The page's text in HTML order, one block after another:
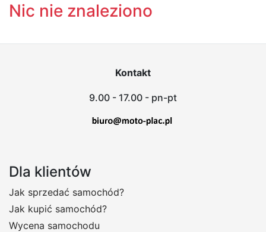
Nic nie znaleziono
Kontakt
9.00 - 17.00 - pn-pt
Dla klientów
Jak sprzedać samochód?
Jak kupić samochód?
Wycena samochodu